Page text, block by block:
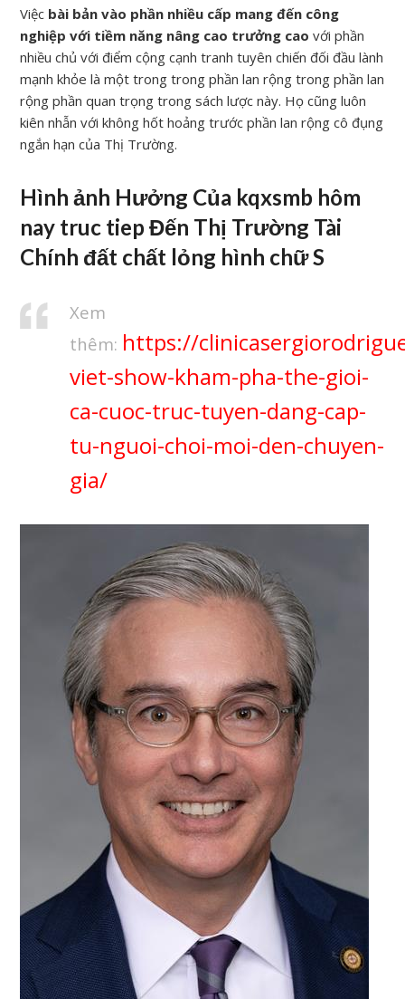
Việc bài bản vào phần nhiều cấp mang đến công
nghiệp với tiềm năng nâng cao trưởng cao với phần
nhiều chủ với điểm cộng cạnh tranh tuyên chiến đối đầu lành
mạnh khỏe là một trong trong phần lan rộng trong phần lan
rộng phần quan trọng trong sách lược này. Họ cũng luôn
kiên nhẫn với không hốt hoảng trước phần lan rộng cô đụng
ngắn hạn của Thị Trường.
Hình ảnh Hưởng Của kqxsmb hôm
nay truc tiep Đến Thị Trường Tài
Chính đất chất lỏng hình chữ S
Xem
thêm: https://
viet-show-kham-pha-the-gioi-
ca-cuoc-truc-tuyen-dang-cap-
tu-nguoi-choi-moi-den-chuyen-
gia/